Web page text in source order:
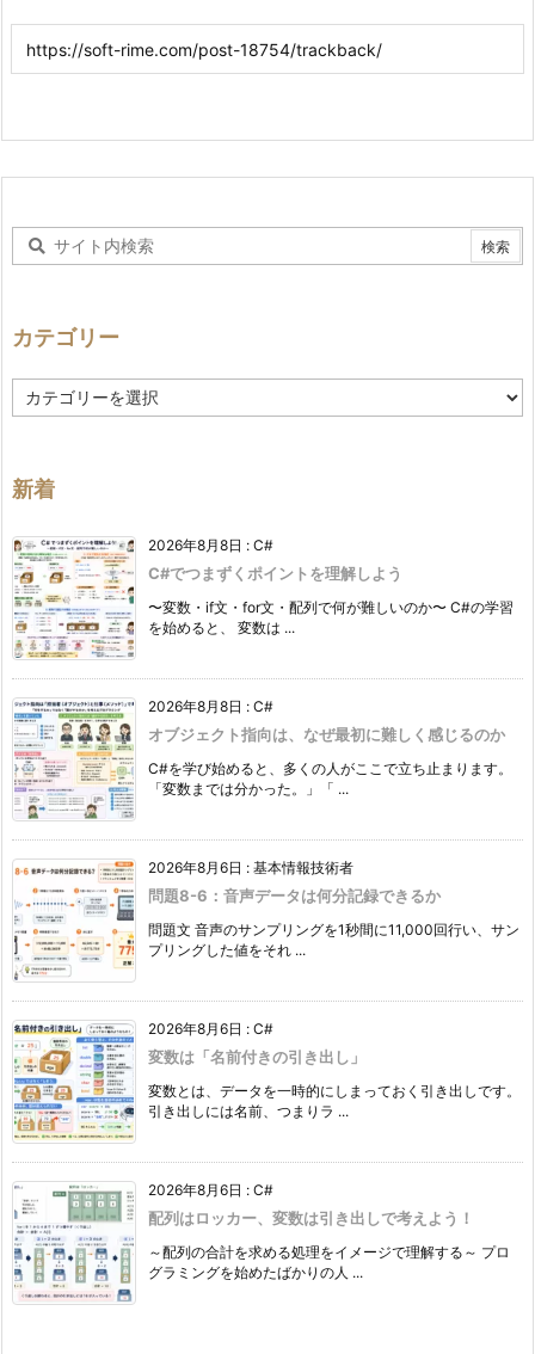
カテゴリー
テ
ー
新着
2026年8月8日 : C#
C#でつまずくポイントを理解しよう
〜変数・if文・for文・配列で何が難しいのか〜 C#の学習
を始めると、 変数は ...
2026年8月8日 : C#
オブジェクト指向は、なぜ最初に難しく感じるのか
C#を学び始めると、多くの人がここで立ち止まります。
「変数までは分かった。」「 ...
2026年8月6日 : 基本情報技術者
問題8-6：音声データは何分記録できるか
問題文 音声のサンプリングを1秒間に11,000回行い、サン
プリングした値をそれ ...
2026年8月6日 : C#
変数は「名前付きの引き出し」
変数とは、データを一時的にしまっておく引き出しです。
引き出しには名前、つまりラ ...
2026年8月6日 : C#
配列はロッカー、変数は引き出しで考えよう！
～配列の合計を求める処理をイメージで理解する～ プロ
グラミングを始めたばかりの人 ...